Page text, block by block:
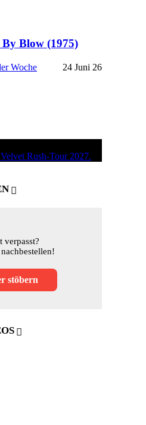
Blow (1975)
Woche 24 Juni 26
verpasst?
stöbern